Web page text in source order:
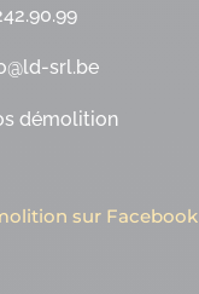
srl.be
démolition
sur Facebook